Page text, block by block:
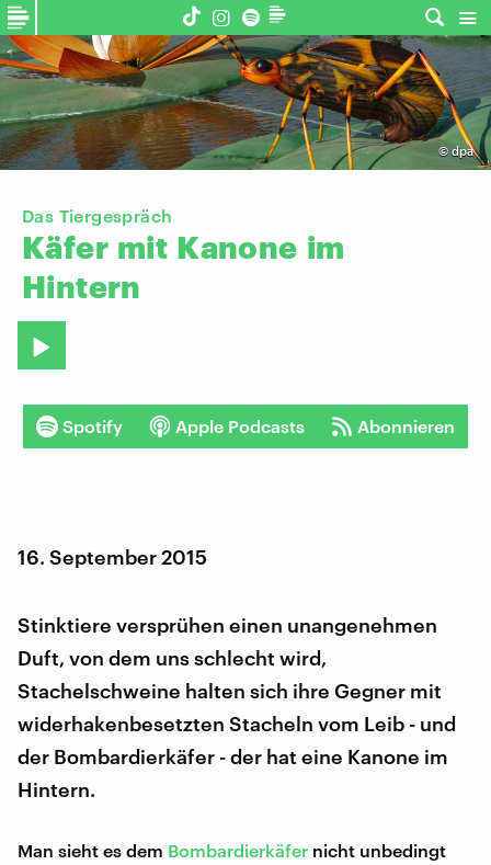
© dpa
Das Tiergespräch
Käfer mit Kanone im
Hintern
Spotify Apple Podcasts Abonnieren
16. September 2015
Stinktiere versprühen einen unangenehmen
Duft, von dem uns schlecht wird,
Stachelschweine halten sich ihre Gegner mit
widerhakenbesetzten Stacheln vom Leib - und
der Bombardierkäfer - der hat eine Kanone im
Hintern.
Man sieht es dem Bombardierkäfer nicht unbedingt